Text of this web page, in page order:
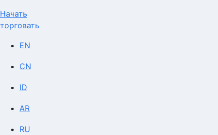
Начать
торговать
EN
CN
ID
AR
RU